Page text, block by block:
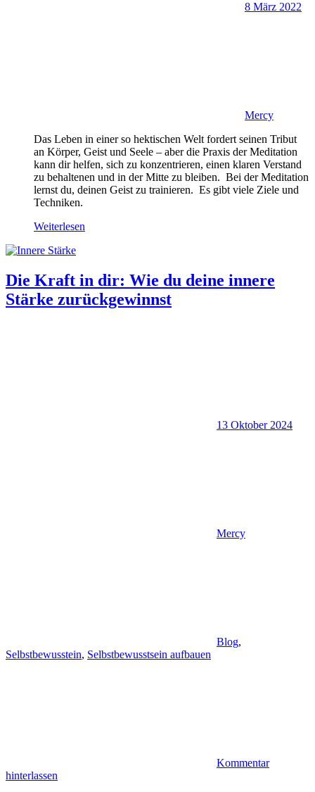
8 März 2022
Mercy
Das Leben in einer so hektischen Welt fordert seinen Tribut
an Körper, Geist und Seele – aber die Praxis der Meditation
kann dir helfen, sich zu konzentrieren, einen klaren Verstand
zu behaltenen und in der Mitte zu bleiben. Bei der Meditation
lernst du, deinen Geist zu trainieren. Es gibt viele Ziele und
Techniken.
Weiterlesen
Die Kraft in dir: Wie du deine innere
Stärke zurückgewinnst
13 Oktober 2024
Mercy
Blog,
Selbstbewusstein, Selbstbewusstsein aufbauen
Kommentar
hinterlassen